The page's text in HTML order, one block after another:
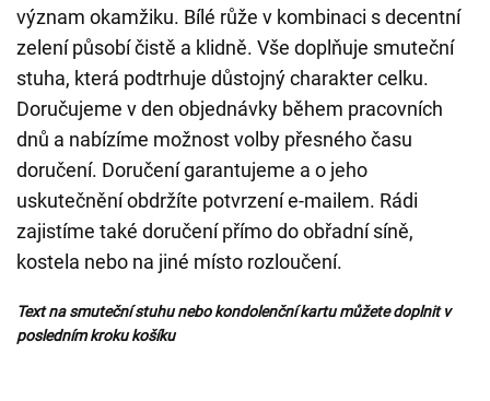
význam okamžiku. Bílé růže v kombinaci s decentní
zelení působí čistě a klidně. Vše doplňuje smuteční
stuha, která podtrhuje důstojný charakter celku.
Doručujeme v den objednávky během pracovních
dnů a nabízíme možnost volby přesného času
doručení. Doručení garantujeme a o jeho
uskutečnění obdržíte potvrzení e-mailem. Rádi
zajistíme také doručení přímo do obřadní síně,
kostela nebo na jiné místo rozloučení.
Text na smuteční stuhu nebo kondolenční kartu můžete doplnit v
posledním kroku košíku